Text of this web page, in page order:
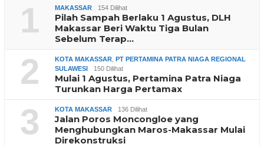
1 MAKASSAR 154 Dilihat
Pilah Sampah Berlaku 1 Agustus, DLH
Makassar Beri Waktu Tiga Bulan
Sebelum Terap…
2 KOTA MAKASSAR PT PERTAMINA PATRA NIAGA REGIONAL
SULAWESI
150 Dilihat
Mulai 1 Agustus, Pertamina Patra Niaga
Turunkan Harga Pertamax
3 KOTA MAKASSAR 136 Dilihat
Jalan Poros Moncongloe yang
Menghubungkan Maros-Makassar Mulai
Direkonstruksi